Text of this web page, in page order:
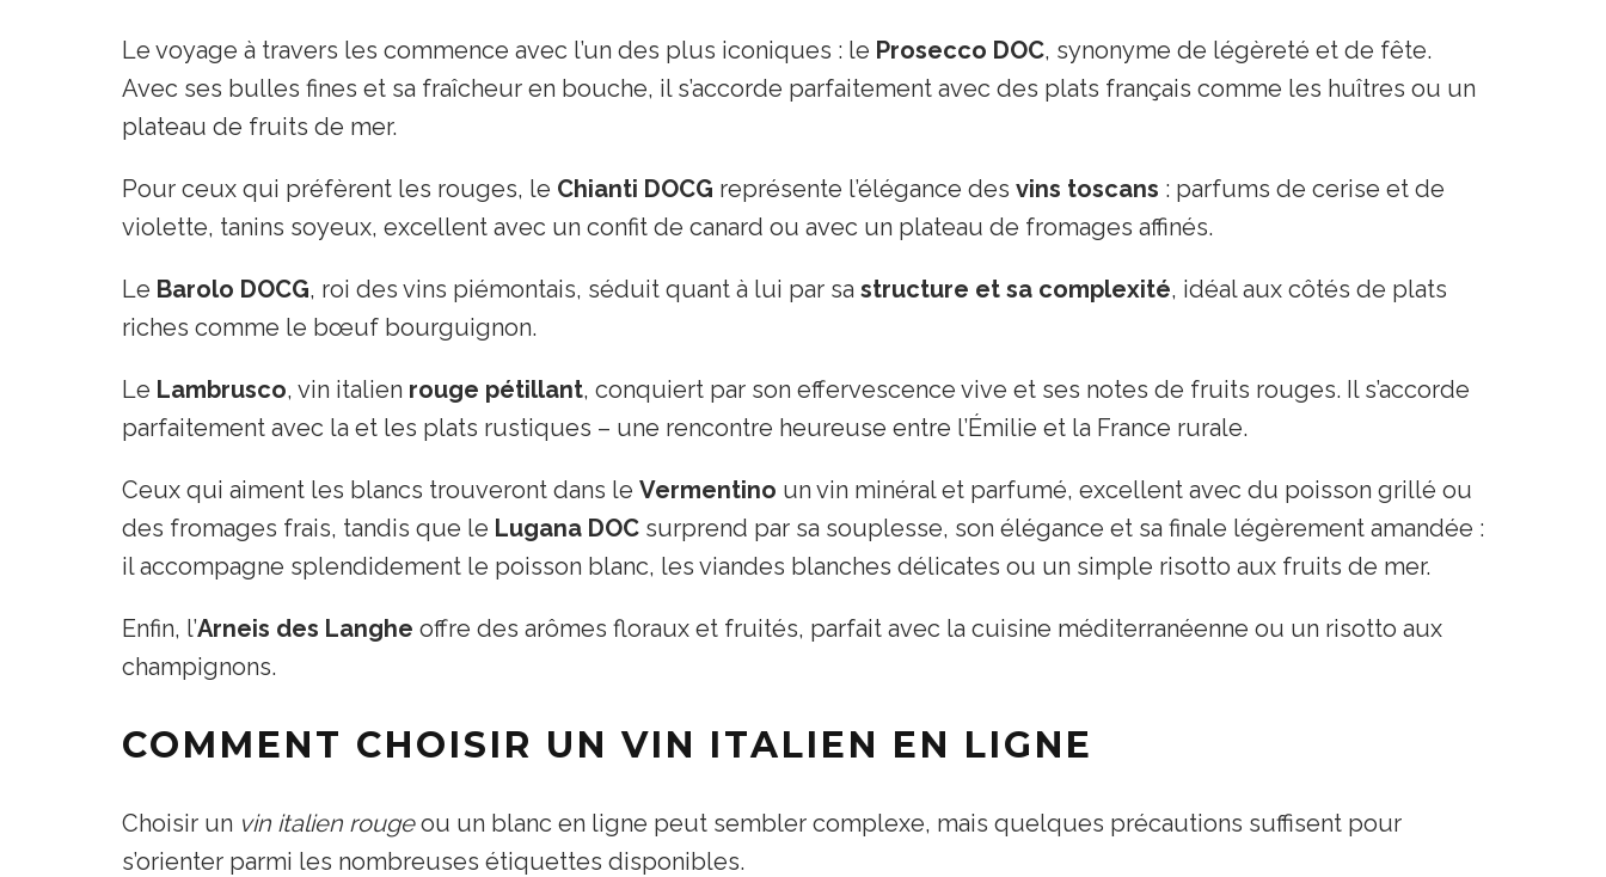
Le voyage à travers les commence avec l’un des plus iconiques : le Prosecco DOC, synonyme de légèreté et de fête.
Avec ses bulles fines et sa fraîcheur en bouche, il s’accorde parfaitement avec des plats français comme les huîtres ou un
plateau de fruits de mer.
Pour ceux qui préfèrent les rouges, le Chianti DOCG représente l’élégance des vins toscans : parfums de cerise et de
violette, tanins soyeux, excellent avec un confit de canard ou avec un plateau de fromages affinés.
Le Barolo DOCG, roi des vins piémontais, séduit quant à lui par sa structure et sa complexité, idéal aux côtés de plats
riches comme le bœuf bourguignon.
Le Lambrusco, vin italien rouge pétillant, conquiert par son effervescence vive et ses notes de fruits rouges. Il s’accorde
parfaitement avec la et les plats rustiques – une rencontre heureuse entre l’Émilie et la France rurale.
Ceux qui aiment les blancs trouveront dans le Vermentino un vin minéral et parfumé, excellent avec du poisson grillé ou
des fromages frais, tandis que le Lugana DOC surprend par sa souplesse, son élégance et sa finale légèrement amandée :
il accompagne splendidement le poisson blanc, les viandes blanches délicates ou un simple risotto aux fruits de mer.
Enfin, l’Arneis des Langhe offre des arômes floraux et fruités, parfait avec la cuisine méditerranéenne ou un risotto aux
champignons.
COMMENT CHOISIR UN VIN ITALIEN EN LIGNE
Choisir un vin italien rougeou un blanc en ligne peut sembler complexe, mais quelques précautions suffisent pour
s’orienter parmi les nombreuses étiquettes disponibles.